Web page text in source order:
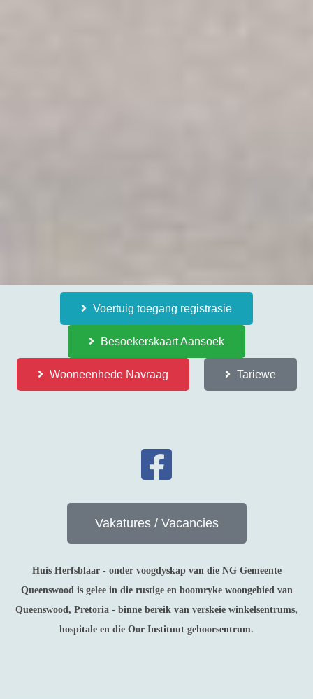
Voertuig toegang registrasie
Besoekerskaart Aansoek
Wooneenhede Navraag Tariewe
Vakatures / Vacancies
Huis Herfsblaar - onder voogdyskap van die NG Gemeente
Queenswood is gelee in die rustige en boomryke woongebied van
Queenswood, Pretoria - binne bereik van verskeie winkelsentrums,
hospitale en die Oor Instituut gehoorsentrum.